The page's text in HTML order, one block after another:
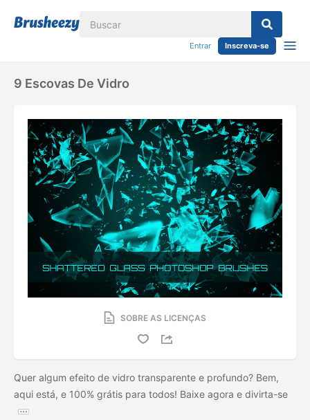
Entrar Inscreva-se
9 Escovas De Vidro
SOBRE AS LICENÇAS
Quer algum efeito de vidro transparente e profundo? Bem,
aqui está, e 100% grátis para todos! Baixe agora e divirta-se